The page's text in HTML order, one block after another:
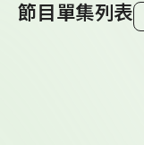
節目單集列表